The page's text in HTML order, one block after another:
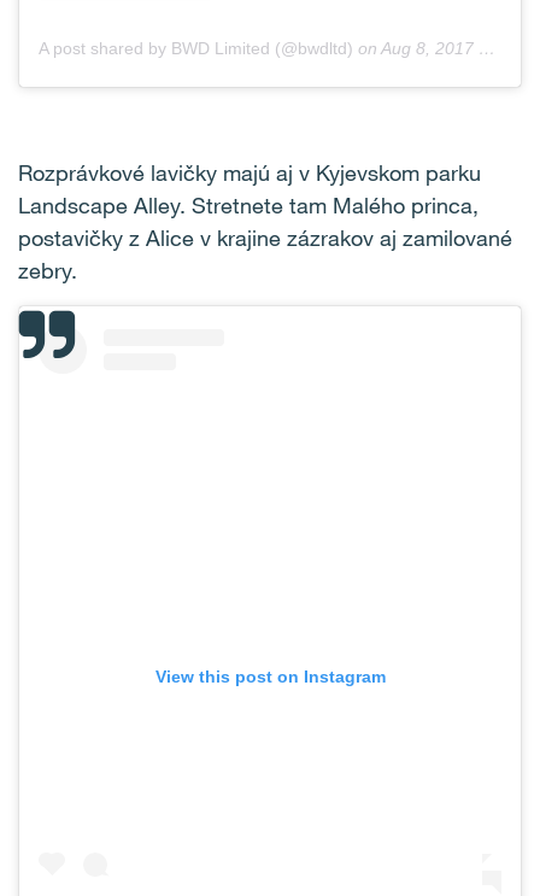
A post shared by BWD Limited (@bwdltd) on Aug 8, 2017 at 6:22am PDT
Rozprávkové lavičky majú aj v Kyjevskom parku
Landscape Alley. Stretnete tam Malého princa,
postavičky z Alice v krajine zázrakov aj zamilované
zebry.
View this post on Instagram